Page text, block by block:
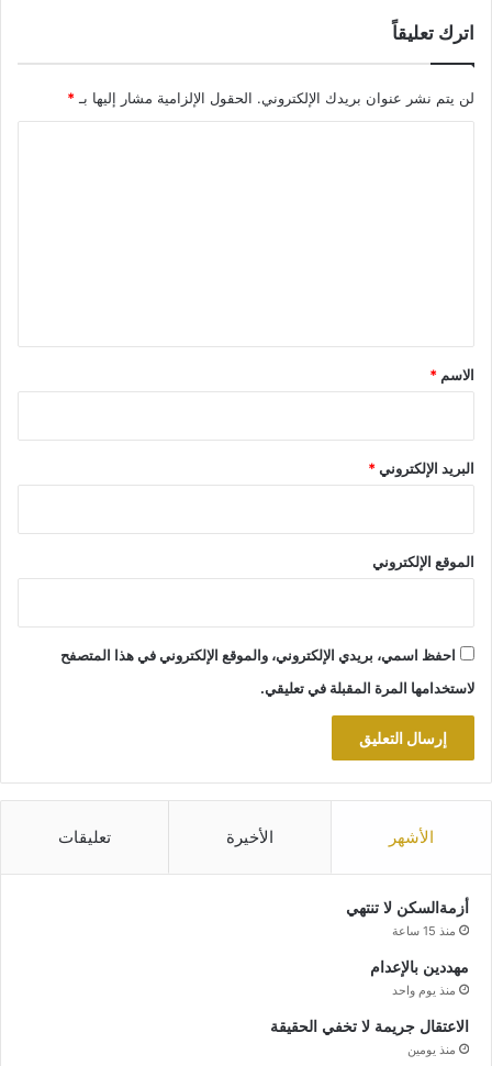
اترك تعليقاً
لن يتم نشر عنوان بريدك الإلكتروني. الحقول الإلزامية مشار إليها بـ *
*
الاسم *
البريد الإلكتروني*
الموقع الإلكتروني
احفظ اسمي، بريدي الإلكتروني، والموقع الإلكتروني في هذا المتصفح
لاستخدامها المرة المقبلة في تعليقي.
الأشهر الأخيرة تعليقات
أزمةالسكن لا تنتهي
منذ 15 ساعة
مهددين بالإعدام
منذ يوم واحد
الاعتقال جريمة لا تخفي الحقيقة
منذ يومين